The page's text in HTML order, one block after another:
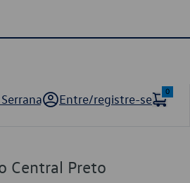
Entre/registre-se
0
Central Preto